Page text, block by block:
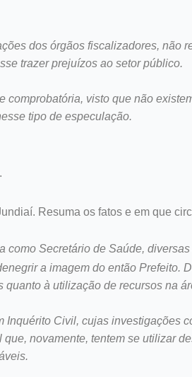
dos órgãos fiscalizadores, não
trazer prejuízos ao setor público.
visto que não
tipo de especulação.
.
Resuma os fatos e em que
Secretário de Saúde,
a imagem do então Prefeito.
à utilização de recursos na
Civil, cujas investigações
novamente, tentem se utilizar